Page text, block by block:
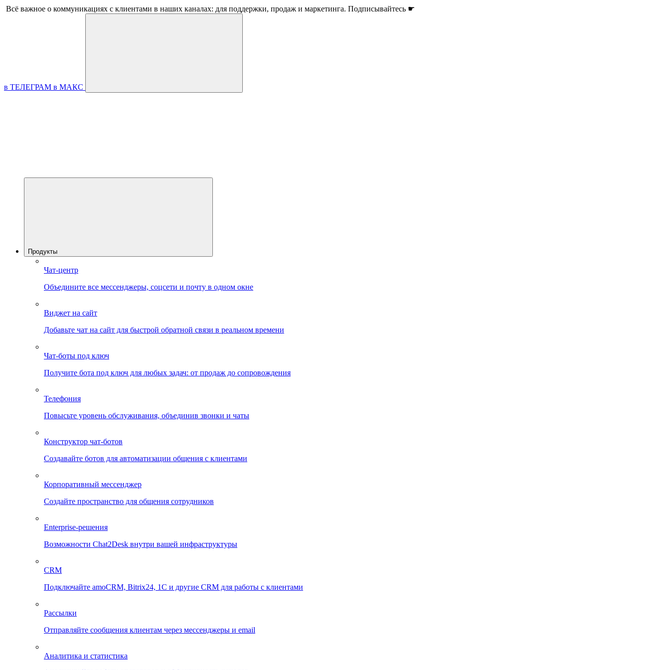
Всё важное о коммуникациях с клиентами в наших каналах: для поддержки, продаж и маркетинга. Подписывайтесь ☛
в ТЕЛЕГРАМ в МАКС
Продукты
Чат-центр
Объедините все мессенджеры, соцсети и почту в одном окне
Виджет на сайт
Добавьте чат на сайт для быстрой обратной связи в реальном времени
Чат-боты под ключ
Получите бота под ключ для любых задач: от продаж до сопровождения
Телефония
Повысьте уровень обслуживания, объединив звонки и чаты
Конструктор чат-ботов
Создавайте ботов для автоматизации общения с клиентами
Корпоративный мессенджер
Создайте пространство для общения сотрудников
Enterprise-решения
Возможности Chat2Desk внутри вашей инфраструктуры
CRM
Подключайте amoCRM, Bitrix24, 1C и другие CRM для работы с клиентами
Рассылки
Отправляйте сообщения клиентам через мессенджеры и email
Аналитика и статистика